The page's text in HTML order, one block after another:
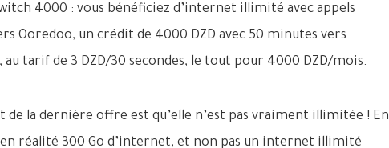
4000 : vous bénéficiez d’internet illimité avec appels
Ooredoo, un crédit de 4000 DZD avec 50 minutes vers
au tarif de 3 DZD/30 secondes, le tout pour 4000 DZD/mois.
de la dernière offre est qu’elle n’est pas vraiment illimitée ! En
en réalité 300 Go d’internet, et non pas un internet illimité